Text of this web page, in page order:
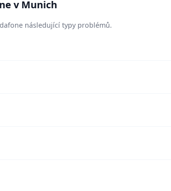
v Munich
následující typy problémů.